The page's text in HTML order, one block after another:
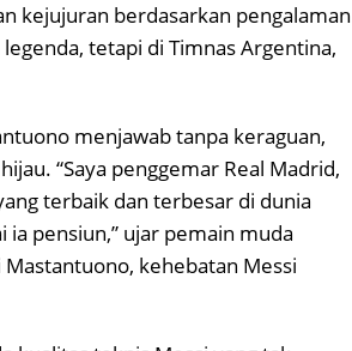
kejujuran berdasarkan pengalaman
tetapi di Timnas Argentina,
menjawab tanpa keraguan,
“Saya penggemar Real Madrid,
terbaik dan terbesar di dunia
ia pensiun,” ujar pemain muda
kehebatan Messi